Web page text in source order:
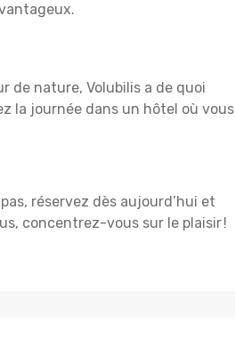
de nature, Volubilis a de quoi
la journée dans un hôtel où vous
réservez dès aujourd’hui et
concentrez-vous sur le plaisir !